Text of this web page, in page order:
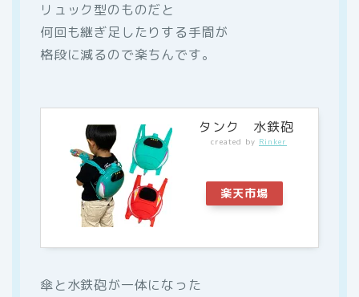
リュック型のものだと
何回も継ぎ足したりする手間が
格段に減るので楽ちんです。
タンク 水鉄砲
created by Rinker
楽天市場
傘と水鉄砲が一体になった